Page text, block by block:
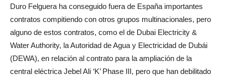
Duro Felguera ha conseguido fuera de España importantes
contratos compitiendo con otros grupos multinacionales, pero
alguno de estos contratos, como el de Dubai Electricity &
Water Authority, la Autoridad de Agua y Electricidad de Dubái
(DEWA), en relación al contrato para la ampliación de la
central eléctrica Jebel Ali ‘K’ Phase III, pero que han debilitado